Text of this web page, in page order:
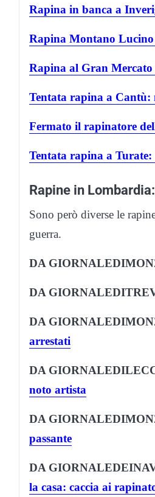
Rapina in banca a
Rapina Montano Lucino
Rapina al Gran Mercato
Tentata rapina a Cantù:
Fermato il rapinatore
Tentata rapina a Turate:
Rapine in
Sono però diverse le
guerra.
DA
DA
DA
arrestati
DA
noto artista
DA
passante
DA
la casa: caccia ai